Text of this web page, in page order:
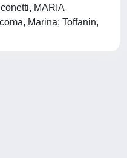
MARIA
Marina; Toffanin,